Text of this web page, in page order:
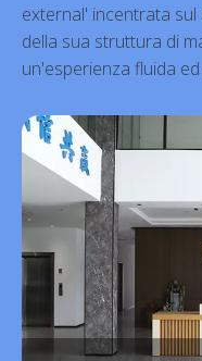
external' incentrata
della sua struttura di
un'esperienza fluida